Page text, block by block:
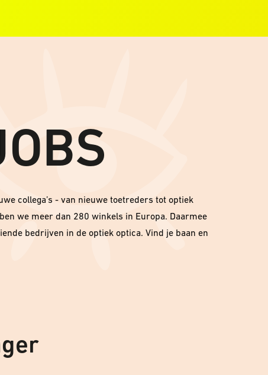
collega’s - van nieuwe toetreders tot optiek
we meer dan 280 winkels in Europa. Daarmee
bedrijven in de optiek optica. Vind je baan en